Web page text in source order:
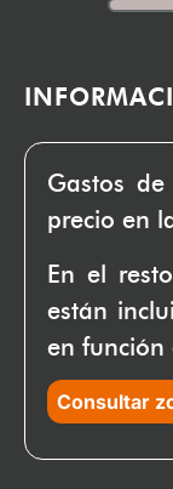
Gastos
precio en
En el
están
en función
Consultar